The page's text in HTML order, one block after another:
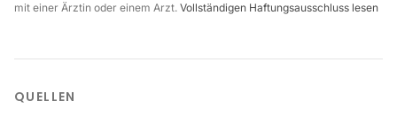
mit einer Ärztin oder einem Arzt. Vollständigen Haftungsausschluss lesen
QUELLEN